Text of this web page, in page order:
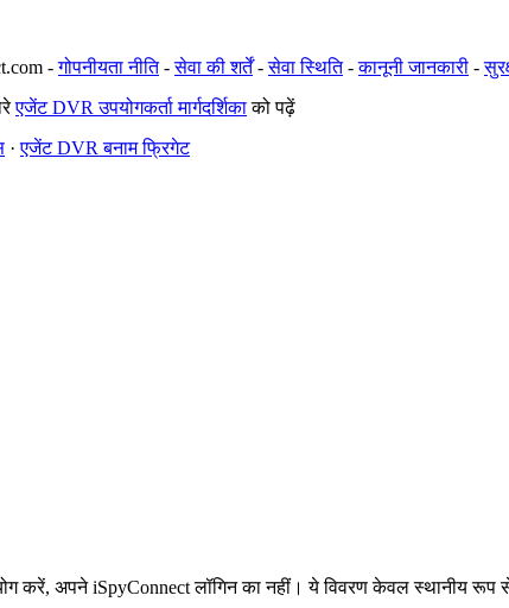
-गोपनीयता नीति-सेवा की शर्तें-सेवा स्थिति-कानूनी जानकारी -
एजेंट DVR उपयोगकर्ता मार्गदर्शिकाको पढ़ें
·एजेंट DVR बनाम फ्रिगेट
करें, अपने iSpyConnect लॉगिन का नहीं। ये विवरण केवल स्थानीय रूप